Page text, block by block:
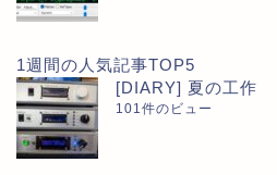
1週間の人気記事TOP5
[DIARY] 夏の工作
101件のビュー